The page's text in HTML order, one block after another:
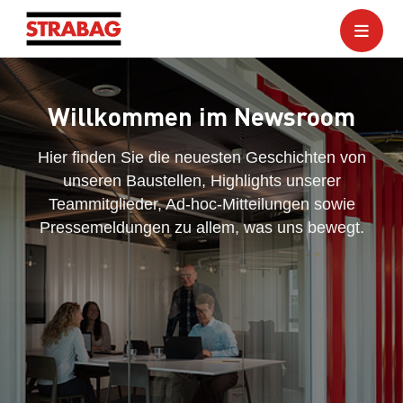
Willkommen im Newsroom
Hier finden Sie die neuesten Geschichten von
unseren Baustellen, Highlights unserer
Teammitglieder, Ad-hoc-Mitteilungen sowie
Pressemeldungen zu allem, was uns bewegt.